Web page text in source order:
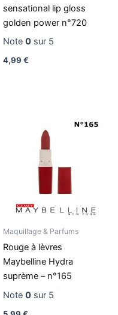
sensational lip gloss
golden power n°720
Note 0sur 5
4,99 €
Maquillage & Parfums
Rouge à lèvres
Maybelline Hydra
suprème – n°165
Note 0sur 5